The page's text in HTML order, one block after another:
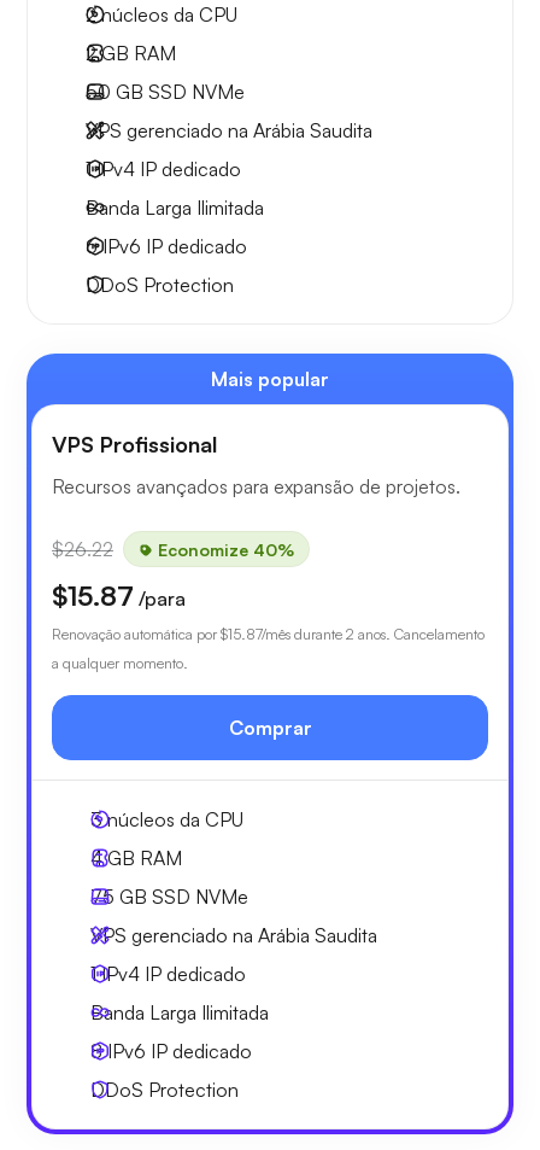
2núcleos da CPU
2 GB RAM
50 GB SSD NVMe
VPS gerenciado na Arábia Saudita
1 IPv4 IP dedicado
Banda Larga Ilimitada
6 IPv6 IP dedicado
DDoS Protection
Mais popular
VPS Profissional
Recursos avançados para expansão de projetos.
$26.22 Economize 40%
$15.87 /para
Renovação automática por $15.87/mês durante 2 anos. Cancelamento
a qualquer momento.
Comprar
3núcleos da CPU
4 GB RAM
75 GB SSD NVMe
VPS gerenciado na Arábia Saudita
1 IPv4 IP dedicado
Banda Larga Ilimitada
8 IPv6 IP dedicado
DDoS Protection